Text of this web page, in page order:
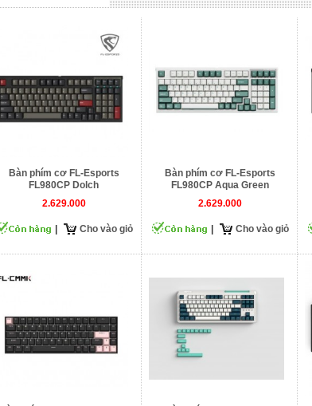
Bàn phím cơ FL-Esports
FL980CP Dolch
2.629.000
Cho vào giỏ
Bàn phím cơ FL-Esports
FL980CP Aqua Green
2.629.000
Cho vào giỏ